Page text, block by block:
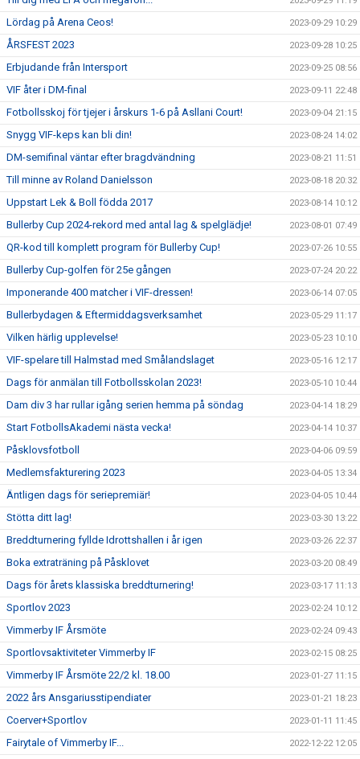
Lördag på Arena Ceos! 2023-09-29 10:29
ÅRSFEST 2023 2023-09-28 10:25
Erbjudande från Intersport 2023-09-25 08:56
VIF åter i DM-final 2023-09-11 22:48
Fotbollsskoj för tjejer i årskurs 1-6 på Asllani Court! 2023-09-04 21:15
Snygg VIF-keps kan bli din! 2023-08-24 14:02
DM-semifinal väntar efter bragdvändning 2023-08-21 11:51
Till minne av Roland Danielsson 2023-08-18 20:32
Uppstart Lek & Boll födda 2017 2023-08-14 10:12
Bullerby Cup 2024-rekord med antal lag & spelglädje! 2023-08-01 07:49
QR-kod till komplett program för Bullerby Cup! 2023-07-26 10:55
Bullerby Cup-golfen för 25e gången 2023-07-24 20:22
Imponerande 400 matcher i VIF-dressen! 2023-06-14 07:05
Bullerbydagen & Eftermiddagsverksamhet 2023-05-29 11:17
Vilken härlig upplevelse! 2023-05-23 10:10
VIF-spelare till Halmstad med Smålandslaget 2023-05-16 12:17
Dags för anmälan till Fotbollsskolan 2023! 2023-05-10 10:44
Dam div 3 har rullar igång serien hemma på söndag 2023-04-14 18:29
Start FotbollsAkademi nästa vecka! 2023-04-14 10:37
Påsklovsfotboll 2023-04-06 09:59
Medlemsfakturering 2023 2023-04-05 13:34
Äntligen dags för seriepremiär! 2023-04-05 10:44
Stötta ditt lag! 2023-03-30 13:22
Breddturnering fyllde Idrottshallen i år igen 2023-03-26 22:37
Boka extraträning på Påsklovet 2023-03-20 08:49
Dags för årets klassiska breddturnering! 2023-03-17 11:13
Sportlov 2023 2023-02-24 10:12
Vimmerby IF Årsmöte 2023-02-24 09:43
Sportlovsaktiviteter Vimmerby IF 2023-02-15 08:25
Vimmerby IF Årsmöte 22/2 kl. 18.00 2023-01-27 11:15
2022 års Ansgariusstipendiater 2023-01-21 18:23
Coerver+Sportlov 2023-01-11 11:45
Fairytale of Vimmerby IF... 2022-12-22 12:05